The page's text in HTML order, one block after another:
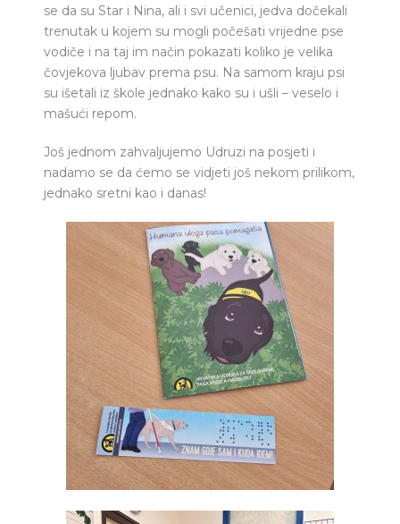
se da su Star i Nina, ali i svi učenici, jedva dočekali
trenutak u kojem su mogli počešati vrijedne pse
vodiče i na taj im način pokazati koliko je velika
čovjekova ljubav prema psu. Na samom kraju psi
su išetali iz škole jednako kako su i ušli – veselo i
mašući repom.
Još jednom zahvaljujemo Udruzi na posjeti i
nadamo se da ćemo se vidjeti još nekom prilikom,
jednako sretni kao i danas!